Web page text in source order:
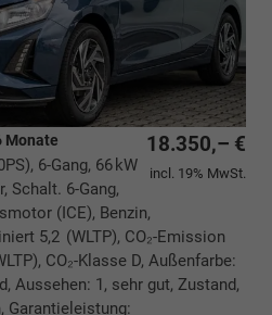
18.350,– €
incl. 19% MwSt.
Monate
6-Gang, 66 kW
Schalt. 6-Gang,
(ICE), Benzin,
5,2 (WLTP), CO₂-Emission
CO₂-Klasse D, Außenfarbe:
Aussehen: 1, sehr gut, Zustand,
Garantieleistung: